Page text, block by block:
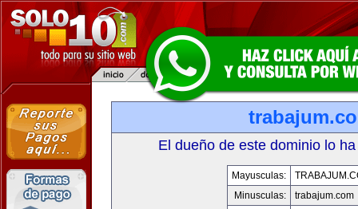
El dueño de este dominio lo
Mayusculas:
Minusculas:
trabajum.com